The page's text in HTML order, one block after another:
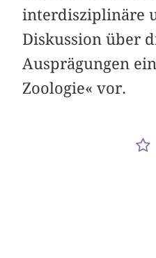
interdisziplinäre
Diskussion über
Ausprägungen
Zoologie« vor.